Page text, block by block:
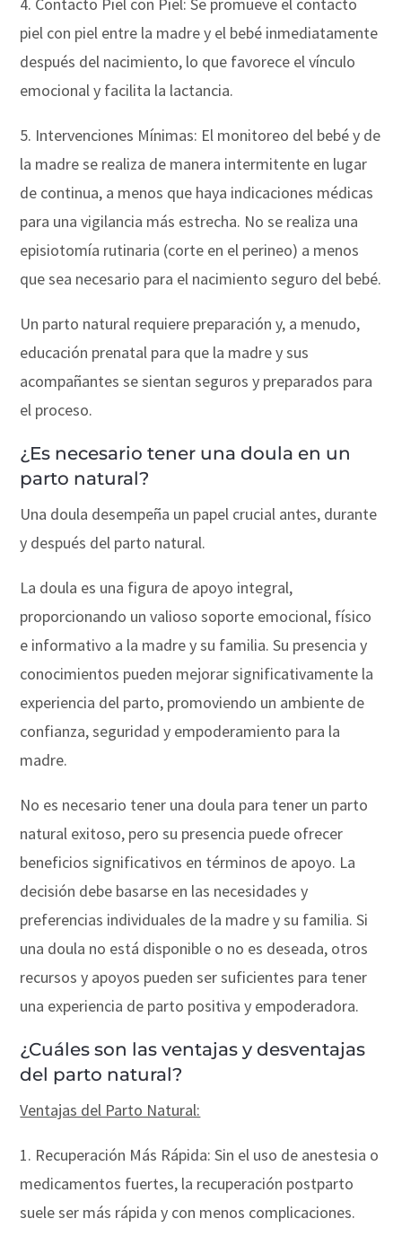
piel con piel entre la madre y el bebé inmediatamente
después del nacimiento, lo que favorece el vínculo
emocional y facilita la lactancia.
5. Intervenciones Mínimas: El monitoreo del bebé y de
la madre se realiza de manera intermitente en lugar
de continua, a menos que haya indicaciones médicas
para una vigilancia más estrecha. No se realiza una
episiotomía rutinaria (corte en el perineo) a menos
que sea necesario para el nacimiento seguro del bebé.
Un parto natural requiere preparación y, a menudo,
educación prenatal para que la madre y sus
acompañantes se sientan seguros y preparados para
el proceso.
¿Es necesario tener una doula en un
parto natural?
Una doula desempeña un papel crucial antes, durante
y después del parto natural.
La doula es una figura de apoyo integral,
proporcionando un valioso soporte emocional, físico
e informativo a la madre y su familia. Su presencia y
conocimientos pueden mejorar significativamente la
experiencia del parto, promoviendo un ambiente de
confianza, seguridad y empoderamiento para la
madre.
No es necesario tener una doula para tener un parto
natural exitoso, pero su presencia puede ofrecer
beneficios significativos en términos de apoyo. La
decisión debe basarse en las necesidades y
preferencias individuales de la madre y su familia. Si
una doula no está disponible o no es deseada, otros
recursos y apoyos pueden ser suficientes para tener
una experiencia de parto positiva y empoderadora.
¿Cuáles son las ventajas y desventajas
del parto natural?
Ventajas del Parto Natural:
1. Recuperación Más Rápida: Sin el uso de anestesia o
medicamentos fuertes, la recuperación postparto
suele ser más rápida y con menos complicaciones.